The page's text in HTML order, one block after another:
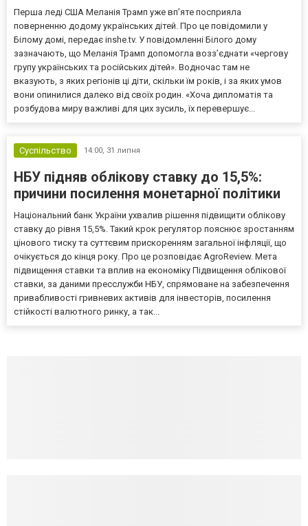
Перша леді США Меланія Трамп уже впʼяте посприяла
поверненню додому українських дітей. Про це повідомили у
Білому домі, передає inshe.tv. У повідомленні Білого дому
зазначають, що Меланія Трамп допомогла возз’єднати «чергову
групу українських та російських дітей». Водночас там не
вказують, з яких регіонів ці діти, скільки їм років, і за яких умов
вони опинилися далеко від своїх родин. «Хоча дипломатія та
розбудова миру важливі для цих зусиль, їх перевершує...
Суспільство 14:00, 31 липня
НБУ підняв облікову ставку до 15,5%:
причини посилення монетарної політики
Національний банк України ухвалив рішення підвищити облікову
ставку до рівня 15,5%. Такий крок регулятор пояснює зростанням
цінового тиску та суттєвим прискоренням загальної інфляції, що
очікується до кінця року. Про це розповідає AgroReview. Мета
підвищення ставки та вплив на економіку Підвищення облікової
ставки, за даними пресслужби НБУ, спрямоване на забезпечення
привабливості гривневих активів для інвесторів, посилення
стійкості валютного ринку, а так...